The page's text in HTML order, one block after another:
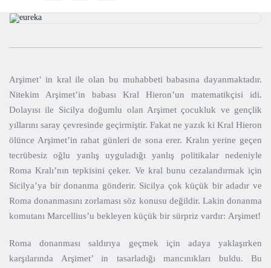
Arşimet’ in kral ile olan bu muhabbeti babasına dayanmaktadır.
Nitekim Arşimet’in babası Kral Hieron’un matematikçisi idi.
Dolayısı ile Sicilya doğumlu olan Arşimet çocukluk ve gençlik
yıllarını saray çevresinde geçirmiştir. Fakat ne yazık ki Kral Hieron
ölünce Arşimet’in rahat günleri de sona erer. Kralın yerine geçen
tecrübesiz oğlu yanlış uyguladığı yanlış politikalar nedeniyle
Roma Kralı’nın tepkisini çeker. Ve kral bunu cezalandırmak için
Sicilya’ya bir donanma gönderir. Sicilya çok küçük bir adadır ve
Roma donanmasını zorlaması söz konusu değildir. Lakin donanma
komutanı Marcellius’u bekleyen küçük bir sürpriz vardır: Arşimet!
Roma donanması saldırıya geçmek için adaya yaklaşırken
karşılarında Arşimet’ in tasarladığı mancınıkları buldu. Bu